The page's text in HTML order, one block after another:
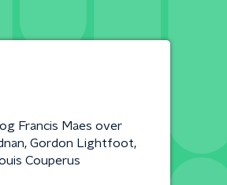
Francis Maes over
Gordon Lightfoot,
Couperus